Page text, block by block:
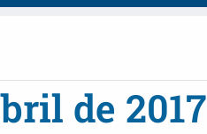
de 2017